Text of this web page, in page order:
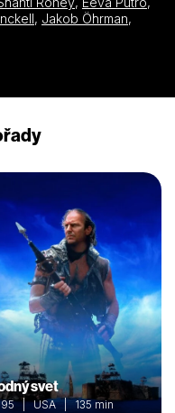
, Jakob Öhrman,
svet
| USA | 135 min